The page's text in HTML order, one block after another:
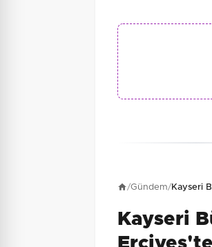
/Gündem/Kayseri
Kayseri